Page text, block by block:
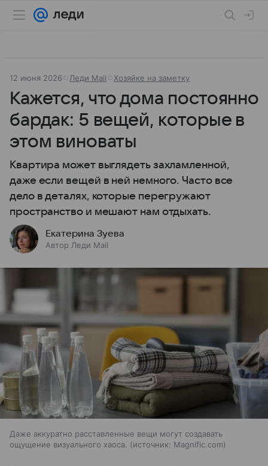
12 июня 2026 Леди Mail Хозяйке на заметку
Кажется, что дома постоянно
бардак: 5 вещей, которые в
этом виноваты
Квартира может выглядеть захламленной,
даже если вещей в ней немного. Часто все
дело в деталях, которые перегружают
пространство и мешают нам отдыхать.
Екатерина Зуева
Автор Леди Mail
Даже аккуратно расставленные вещи могут создавать
ощущение визуального хаоса.
источник: Magnific.com